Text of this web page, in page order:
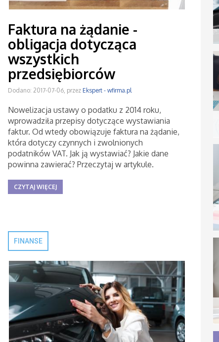
Faktura na żądanie -
obligacja dotycząca
wszystkich
przedsiębiorców
Dodano: 2017-07-06, przez Ekspert - wfirma.pl
Nowelizacja ustawy o podatku z 2014 roku,
wprowadziła przepisy dotyczące wystawiania
faktur. Od wtedy obowiązuje faktura na żądanie,
która dotyczy czynnych i zwolnionych
podatników VAT. Jak ją wystawiać? Jakie dane
powinna zawierać? Przeczytaj w artykule.
CZYTAJ WIĘCEJ
FINANSE